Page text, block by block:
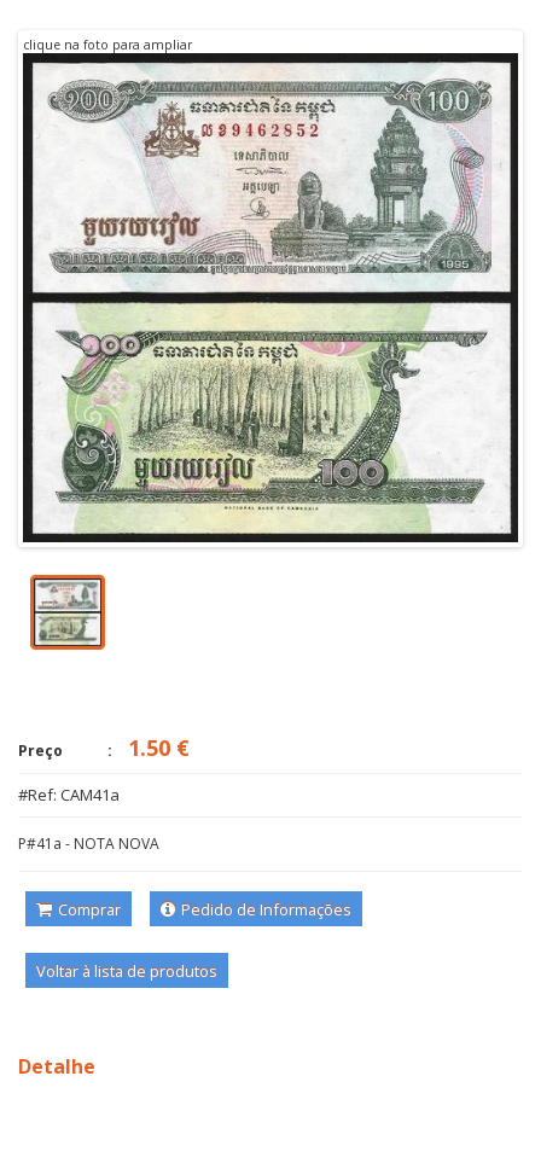
clique na foto para ampliar
Preço 1.50 €
#Ref: CAM41a
P#41a - NOTA NOVA
Comprar Pedido de Informações
Voltar à lista de produtos
Detalhe